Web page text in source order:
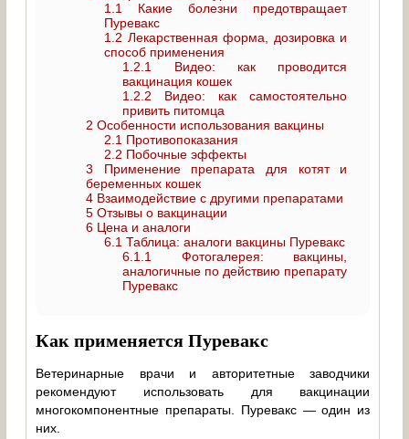
1.1
Какие болезни предотвращает
Пуревакс
1.2 Лекарственная форма, дозировка и
способ применения
1.2.1
Видео: как проводится
вакцинация кошек
1.2.2 Видео: как самостоятельно
привить питомца
2 Особенности использования вакцины
2.1 Противопоказания
2.2 Побочные эффекты
3 Применение препарата для котят и
беременных кошек
4 Взаимодействие с другими препаратами
5 Отзывы о вакцинации
6 Цена и аналоги
6.1 Таблица: аналоги вакцины Пуревакс
6.1.1
Фотогалерея: вакцины,
аналогичные по действию препарату
Пуревакс
Как применяется Пуревакс
Ветеринарные врачи и авторитетные заводчики
рекомендуют использовать для вакцинации
многокомпонентные препараты. Пуревакс — один из
них.